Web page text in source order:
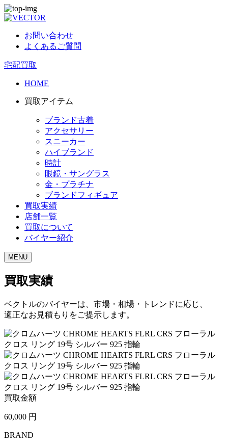
お問い合わせ
よくあるご質問
宅配買取
HOME
買取アイテム
ブランド古着
アクセサリー
スニーカー
ハイブランド
時計
眼鏡・サングラス
金・プラチナ
ブランドフィギュア
買取実績
店舗一覧
買取について
バイヤー紹介
MENU
買取実績
ベクトルのバイヤーは、市場・相場・トレンドに応じ、
適正なお見積もりをご提示します。
買取金額
60,000 円
BRAND